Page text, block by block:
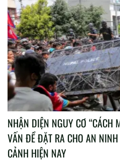
NHẬN DIỆN NGUY CƠ “CÁCH
VẤN ĐỀ ĐẶT RA CHO AN
CẢNH HIỆN NAY